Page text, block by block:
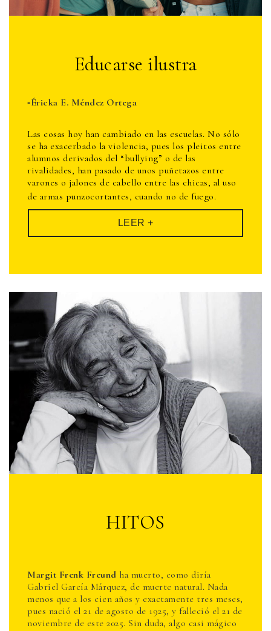
Educarse ilustra
-Éricka E. Méndez Ortega
Las cosas hoy han cambiado en las escuelas. No sólo
se ha exacerbado la violencia, pues los pleitos entre
alumnos derivados del “bullying” o de las
rivalidades, han pasado de unos puñetazos entre
varones o jalones de cabello entre las chicas, al uso
de armas punzocortantes, cuando no de fuego.
LEER +
HITOS
Margit Frenk Freund ha muerto, como diría
Gabriel García Márquez, de muerte natural. Nada
menos que a los cien años y exactamente tres meses,
pues nació el 21 de agosto de 1925, y falleció el 21 de
noviembre de este 2025. Sin duda, algo casi mágico